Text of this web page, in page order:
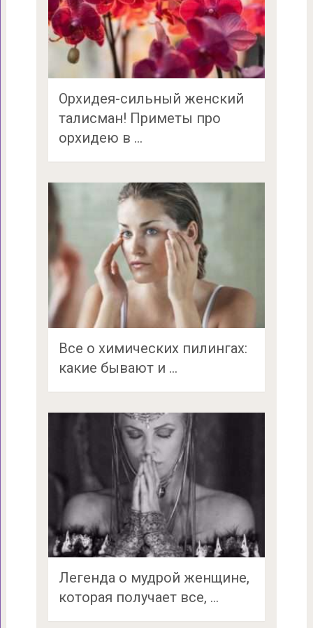
Орхидея-сильный женский
талисман! Приметы про
орхидею в …
Все о химических пилингах:
какие бывают и …
Легенда о мудрой женщине,
которая получает все, …